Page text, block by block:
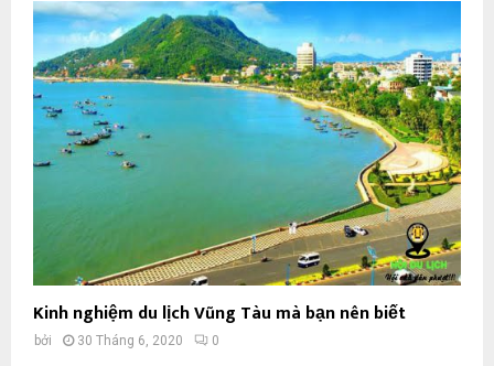
Kinh nghiệm du lịch Vũng Tàu mà bạn nên biết
bởi 30 Tháng 6, 2020 0